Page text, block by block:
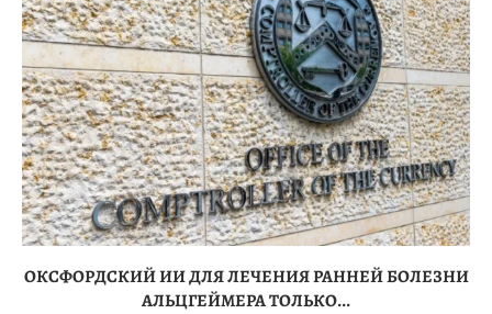
ОКСФОРДСКИЙ ИИ ДЛЯ ЛЕЧЕНИЯ РАННЕЙ БОЛЕЗНИ
АЛЬЦГЕЙМЕРА ТОЛЬКО...